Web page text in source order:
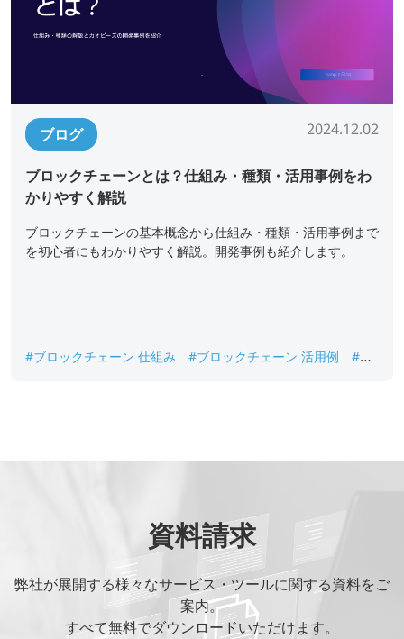
ブログ 2024.12.02
ブロックチェーンとは？仕組み・種類・活用事例をわ
かりやすく解説
ブロックチェーンの基本概念から仕組み・種類・活用事例まで
を初心者にもわかりやすく解説。開発事例も紹介します。
#ブロックチェーン 仕組み #ブロックチェーン 活用例
#ブ
資料請求
弊社が展開する様々なサービス・ツールに関する資料をご
案内。
すべて無料でダウンロードいただけます。